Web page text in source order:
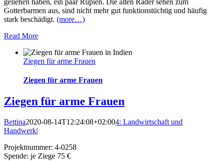
Gotterbarmen aus, sind nicht mehr gut funktionstüchtig und häufig
stark beschädigt. (more…)
Read More
Ziegen für arme Frauen
Ziegen für arme Frauen
Ziegen für arme Frauen
Bettina2020-08-14T12:24:08+02:004: Landwirtschaft und
Handwerk|
Projektnummer: 4-0258
Spende: je Ziege 75 €